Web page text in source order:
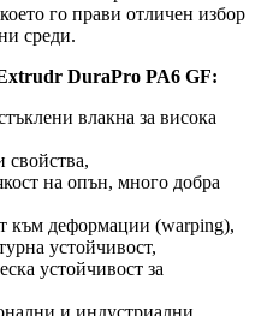
го прави отличен избор
среди.
DuraPro PA6 GF:
влакна за висока
свойства,
на опън, много добра
към деформации (warping),
устойчивост,
устойчивост за
и индустриални